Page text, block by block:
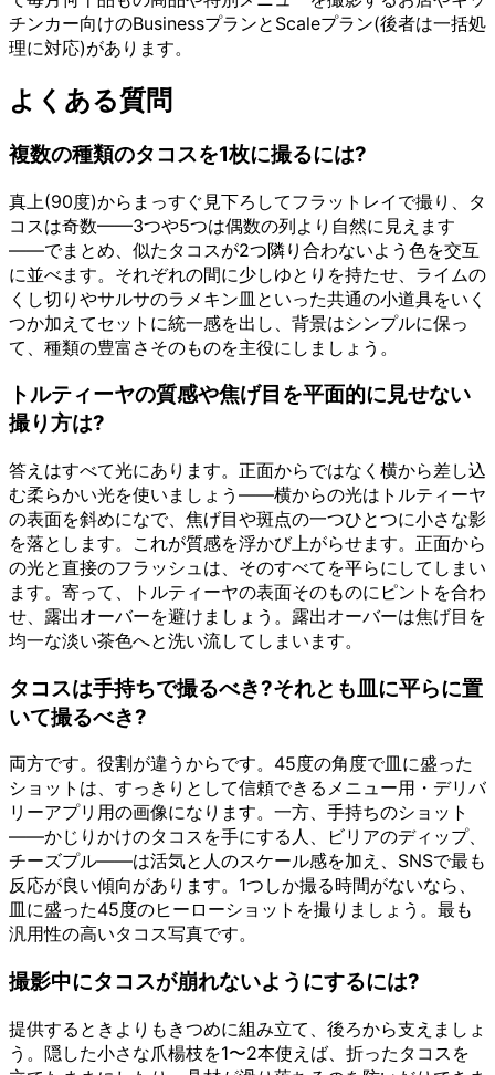
チンカー向けのBusinessプランとScaleプラン(後者は一括処
理に対応)があります。
よくある質問
複数の種類のタコスを1枚に撮るには?
真上(90度)からまっすぐ見下ろしてフラットレイで撮り、タ
コスは奇数——3つや5つは偶数の列より自然に見えます
——でまとめ、似たタコスが2つ隣り合わないよう色を交互
に並べます。それぞれの間に少しゆとりを持たせ、ライムの
くし切りやサルサのラメキン皿といった共通の小道具をいく
つか加えてセットに統一感を出し、背景はシンプルに保っ
て、種類の豊富さそのものを主役にしましょう。
トルティーヤの質感や焦げ目を平面的に見せない
撮り方は?
答えはすべて光にあります。正面からではなく横から差し込
む柔らかい光を使いましょう——横からの光はトルティーヤ
の表面を斜めになで、焦げ目や斑点の一つひとつに小さな影
を落とします。これが質感を浮かび上がらせます。正面から
の光と直接のフラッシュは、そのすべてを平らにしてしまい
ます。寄って、トルティーヤの表面そのものにピントを合わ
せ、露出オーバーを避けましょう。露出オーバーは焦げ目を
均一な淡い茶色へと洗い流してしまいます。
タコスは手持ちで撮るべき?それとも皿に平らに置
いて撮るべき?
両方です。役割が違うからです。45度の角度で皿に盛った
ショットは、すっきりとして信頼できるメニュー用・デリバ
リーアプリ用の画像になります。一方、手持ちのショット
——かじりかけのタコスを手にする人、ビリアのディップ、
チーズプル——は活気と人のスケール感を加え、SNSで最も
反応が良い傾向があります。1つしか撮る時間がないなら、
皿に盛った45度のヒーローショットを撮りましょう。最も
汎用性の高いタコス写真です。
撮影中にタコスが崩れないようにするには?
提供するときよりもきつめに組み立て、後ろから支えましょ
う。隠した小さな爪楊枝を1〜2本使えば、折ったタコスを